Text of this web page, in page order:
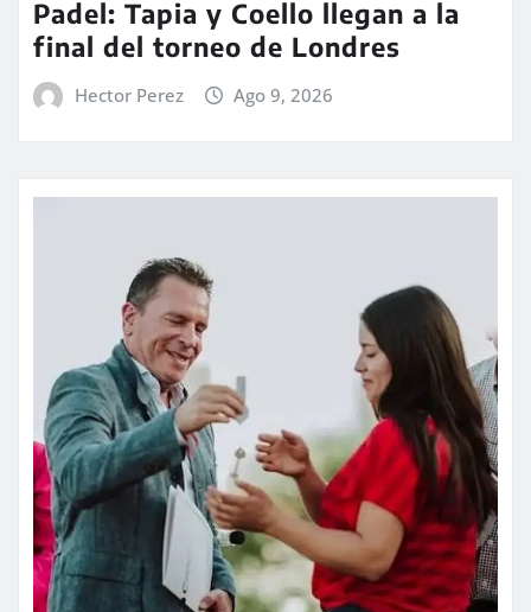
Padel: Tapia y Coello llegan a la
final del torneo de Londres
Hector Perez Ago 9, 2026